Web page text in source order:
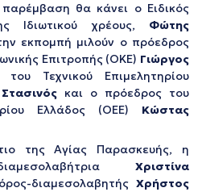
θα κάνει ο Ειδικός
Ιδιωτικού χρέους, Φώτης
εκπομπή μιλούν ο πρόεδρος
Επιτροπής (ΟΚΕ) Γιώργος
Τεχνικού Επιμελητηρίου
και ο πρόεδρος του
Ελλάδος (ΟΕΕ) Κώστας
της Αγίας Παρασκευής, η
Χριστίνα
διαμεσολαβητής Χρήστος